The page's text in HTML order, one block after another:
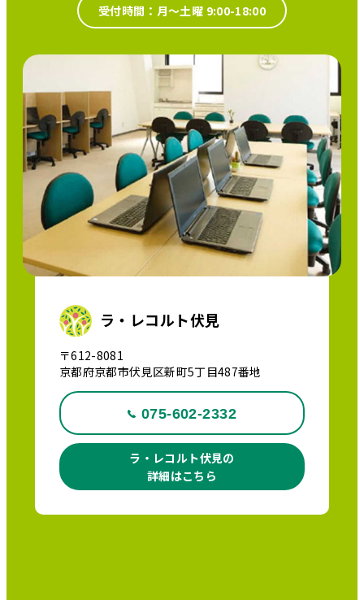
受付時間：月～土曜 9:00-18:00
ラ・レコルト伏見
〒612-8081
京都府京都市伏見区新町5丁目487番地
075-602-2332
ラ・レコルト伏見の
詳細はこちら